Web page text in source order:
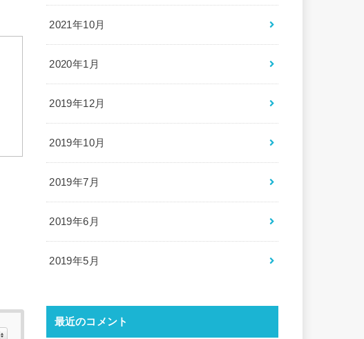
2021年10月
2020年1月
2019年12月
2019年10月
2019年7月
2019年6月
2019年5月
最近のコメント